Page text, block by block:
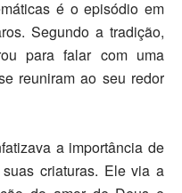
é o episódio em
Segundo a tradição,
para falar com uma
reuniram ao seu redor
a importância de
criaturas. Ele via a